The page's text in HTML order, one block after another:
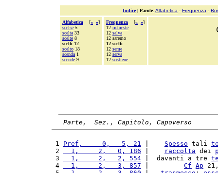
Indice| Parole: Alfabetica - Frequenza -
Alfabetica [« »]
scelse 5
scelta 33
scelte 8
scelti 12
scelto 18
scenda 1
scende 9
Frequenza [« »]
12 richieste
12 salva
12 saremo
12 scelti
12 seme
12 serva
12 sostiene
Parte,  Sez., Capitolo, Capoverso
1 Pref,     0,   5, 21 Spesso tali
2
  1,     2,   0, 186
raccolta dei
3
  1,     2,   2, 554
|  davanti a tre
4
  1,     2,   3, 857
Cf Ap